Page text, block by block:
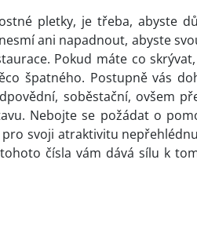
pletky, je třeba, abyste
ani napadnout, abyste
Pokud máte co
špatného. Postupně vás
soběstační, ovšem
Nebojte se požádat o
svoji atraktivitu
čísla vám dává sílu k